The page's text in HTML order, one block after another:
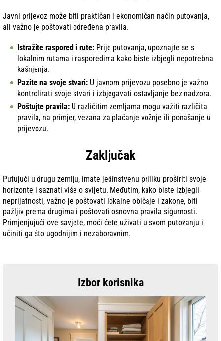
Javni prijevoz može biti praktičan i ekonomičan način putovanja,
ali važno je poštovati određena pravila.
Istražite raspored i rute: Prije putovanja, upoznajte se s
lokalnim rutama i rasporedima kako biste izbjegli nepotrebna
kašnjenja.
Pazite na svoje stvari: U javnom prijevozu posebno je važno
kontrolirati svoje stvari i izbjegavati ostavljanje bez nadzora.
Poštujte pravila: U različitim zemljama mogu važiti različita
pravila, na primjer, vezana za plaćanje vožnje ili ponašanje u
prijevozu.
Zaključak
Putujući u drugu zemlju, imate jedinstvenu priliku proširiti svoje
horizonte i saznati više o svijetu. Međutim, kako biste izbjegli
neprijatnosti, važno je poštovati lokalne običaje i zakone, biti
pažljiv prema drugima i poštovati osnovna pravila sigurnosti.
Primjenjujući ove savjete, moći ćete uživati u svom putovanju i
učiniti ga što ugodnijim i nezaboravnim.
Izbor korisnika